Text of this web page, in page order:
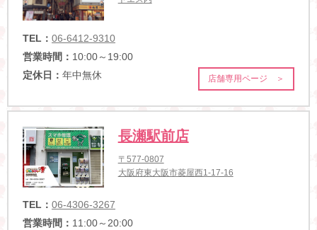
TEL： 06-6412-9310
営業時間： 10:00～19:00
定休日： 年中無休 店舗専用ページ ＞
長瀬駅前店
〒577-0807
大阪府東大阪市菱屋西1-17-16
TEL： 06-4306-3267
営業時間： 11:00～20:00